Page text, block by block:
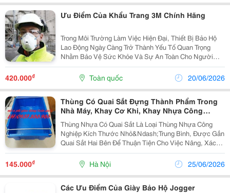
Ưu Điểm Của Khẩu Trang 3M Chính Hãng
Trong Môi Trường Làm Việc Hiện Đại, Thiết Bị Bảo Hộ
Lao Động Ngày Càng Trở Thành Yếu Tố Quan Trọng
Nhằm Bảo Vệ Sức Khỏe Và Sự An Toàn Cho Người
Lao Động. Đặc Biệt Tại Những Môi Trường Thường
Xuyên Tiếp Xúc Với Bụi Bẩn, Tác Nhân Bên Ngoài
Hoặc Các Yếu...
420.000₫ Toàn quốc 20/06/2026
Thùng Có Quai Sắt Đựng Thành Phẩm Trong
Nhà Máy, Khay Cơ Khi, Khay Nhựa Công
Nghiệp
Thùng Nhựa Có Quai Sắt Là Loại Thùng Nhựa Công
Nghiệp Kích Thước Nhỏ&Ndash;Trung Bình, Được Gắn
Quai Sắt Hai Bên Để Thuận Tiện Cho Việc Nâng, Xách
Và Vận Chuyển Hàng Hóa. Ưu Điểm Của Quai Sắt Chịu
Lực Tốt Hơn Quai Nhựa. Dễ Xách Khi Thùng Chứa...
145.000₫ Hà Nội 25/06/2026
Các Ưu Điểm Của Giày Bảo Hộ Jogger